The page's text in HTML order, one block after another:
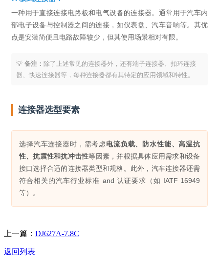
一种用于直接连接电路板和电气设备的连接器。通常用于汽车内
部电子设备与控制器之间的连接，如仪表盘、汽车音响等。其优
点是安装简便且电路故障较少，但其使用场景相对有限。
备注： 除了上述常见的连接器外，还有端子连接器、扣环连接
器、快速连接器等，每种连接器都有其特定的应用领域和特性。
连接器选型要素
选择汽车连接器时，需考虑电流负载、防水性能、高温抗
性、抗震性和抗冲击性等因素，并根据具体应用需求和设备
接口选择合适的连接器类型和规格。此外，汽车连接器还需
符合相关的汽车行业标准 and 认证要求（如 IATF 16949
等）。
上一篇： DJ627A-7.8C
返回列表